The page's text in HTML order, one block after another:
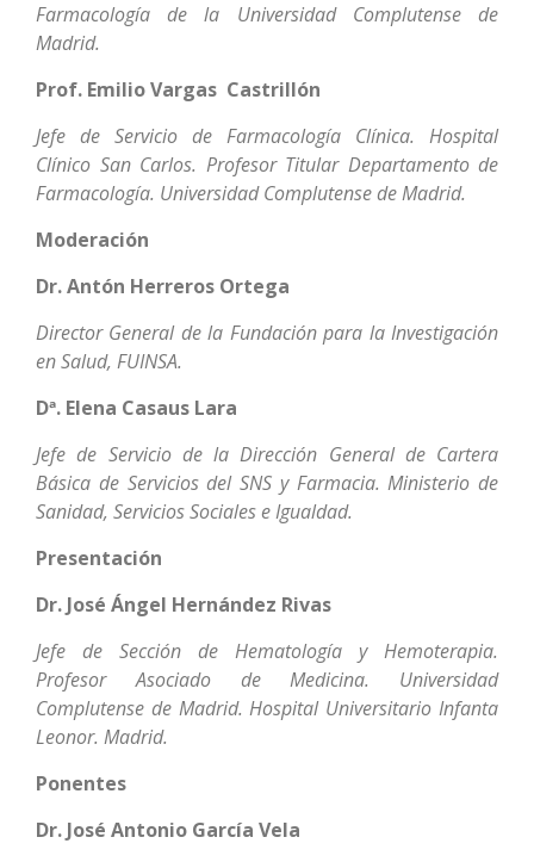
Farmacología de la Universidad Complutense de
Madrid.
Prof. Emilio Vargas Castrillón
Jefe de Servicio de Farmacología Clínica. Hospital
Clínico San Carlos. Profesor Titular Departamento de
Farmacología. Universidad Complutense de Madrid.
Moderación
Dr. Antón Herreros Ortega
Director General de la Fundación para la Investigación
en Salud, FUINSA.
Dª. Elena Casaus Lara
Jefe de Servicio de la Dirección General de Cartera
Básica de Servicios del SNS y Farmacia. Ministerio de
Sanidad, Servicios Sociales e Igualdad.
Presentación
Dr. José Ángel Hernández Rivas
Jefe de Sección de Hematología y Hemoterapia.
Profesor Asociado de Medicina. Universidad
Complutense de Madrid. Hospital Universitario Infanta
Leonor. Madrid.
Ponentes
Dr. José Antonio García Vela